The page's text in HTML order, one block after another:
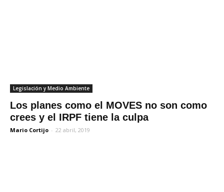
Legislación y Medio Ambiente
Los planes como el MOVES no son como
crees y el IRPF tiene la culpa
Mario Cortijo - 22 abril, 2019